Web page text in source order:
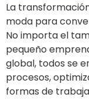
La
moda para
No importa el
pequeño
global, todos se
procesos,
formas de